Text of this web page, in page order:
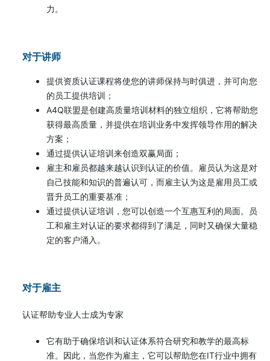
力。
对于讲师
提供资质认证课程将使您的讲师保持与时俱进，并可向您
的员工提供培训；
A4Q联盟是创建高质量培训材料的独立组织，它将帮助您
获得最高质量，并提供在培训业务中发挥领导作用的解决
方案；
通过提供认证培训来创造双赢局面；
雇主和雇员都越来越认识到认证的价值。雇员认为这是对
自己技能和知识的普遍认可，而雇主认为这是雇用员工或
晋升员工的重要基准；
通过提供认证培训，您可以创造一个互惠互利的局面。员
工和雇主对认证的要求都得到了满足，同时又确保大量稳
定的客户涌入。
对于雇主
认证帮助专业人士成为专家
它有助于确保培训和认证体系符合研究和教学的最高标
准。因此，当您作为雇主，它可以帮助您在IT行业中拥有